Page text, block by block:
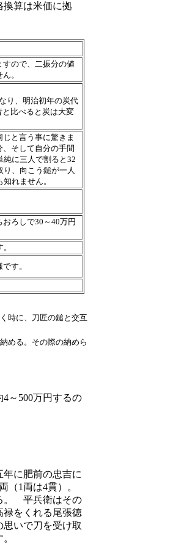
換算は米価に拠
すので、二振分の値
。
り、明治初年の炭代
と比べると炭は大変
と言う事に驚きま
そして自分の手間
純に三人で割ると32
り、向こう鎚が一人
れません。
ろしで30～40万円
す。
時に、刀匠の鎚と交互
める。その際の納めら
～500万円するの
に肥前の忠吉に
1両は4貫）。
。 平兵衛はその
禄をくれる尾張徳
いで刀を受け取